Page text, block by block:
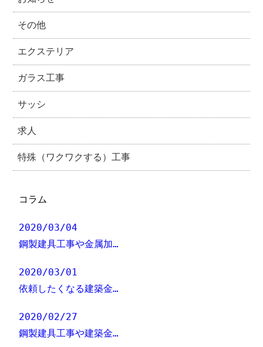
その他
エクステリア
ガラス工事
サッシ
求人
特殊（ワクワクする）工事
コラム
2020/03/04
鋼製建具工事や金属加…
2020/03/01
依頼したくなる建築金…
2020/02/27
鋼製建具工事や建築金…